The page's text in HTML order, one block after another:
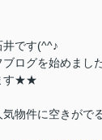
井です(^^♪
ログを始めまし
す★★
物件に空きがで